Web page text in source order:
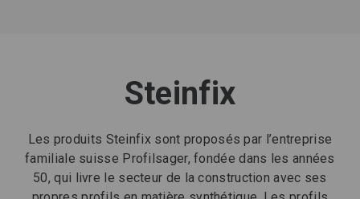
Steinfix
Les produits Steinfix sont proposés par l’entreprise
familiale suisse Profilsager, fondée dans les années
50, qui livre le secteur de la construction avec ses